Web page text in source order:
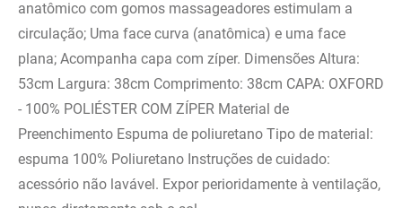
anatômico com gomos massageadores estimulam a
circulação; Uma face curva (anatômica) e uma face
plana; Acompanha capa com zíper. Dimensões Altura:
53cm Largura: 38cm Comprimento: 38cm CAPA: OXFORD
- 100% POLIÉSTER COM ZÍPER Material de
Preenchimento Espuma de poliuretano Tipo de material:
espuma 100% Poliuretano Instruções de cuidado:
acessório não lavável. Expor perioridamente à ventilação,